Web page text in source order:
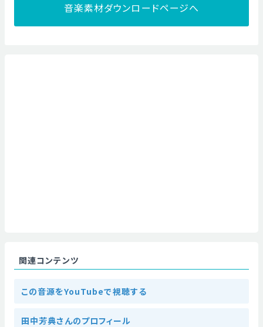
音楽素材ダウンロードページへ
関連コンテンツ
この音源をYouTubeで視聴する
田中芳典さんのプロフィール